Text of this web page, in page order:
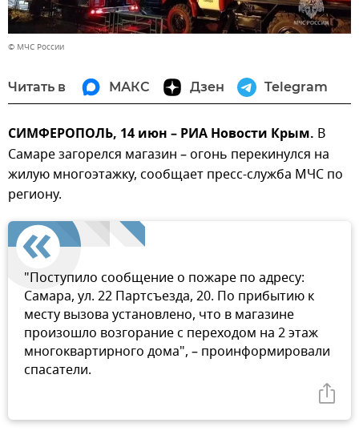
© МЧС России
Читать в МАКС Дзен Telegram
СИМФЕРОПОЛЬ, 14 июн – РИА Новости Крым. В
Самаре загорелся магазин – огонь перекинулся на
жилую многоэтажку, сообщает пресс-служба МЧС по
региону.
"Поступило сообщение о пожаре по адресу:
Самара, ул. 22 Партсъезда, 20. По прибытию к
месту вызова установлено, что в магазине
произошло возгорание с переходом на 2 этаж
многоквартирного дома", – проинформировали
спасатели.